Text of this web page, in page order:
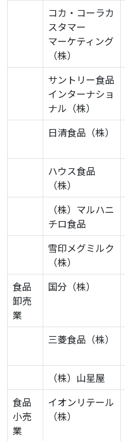
コカ・コーラカ
スタマー
マーケティング
（株）
サントリー食品
インターナショ
ナル（株）
日清食品（株）
ハウス食品
（株）
（株）マルハニ
チロ食品
雪印メグミルク
（株）
食品
卸売
業
国分（株）
三菱食品（株）
（株）山星屋
食品
小売
業
イオンリテール
（株）